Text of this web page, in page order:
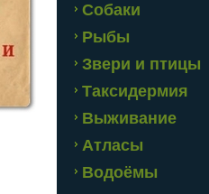
Собаки
Рыбы
Звери и птицы
Таксидермия
Выживание
Атласы
Водоёмы